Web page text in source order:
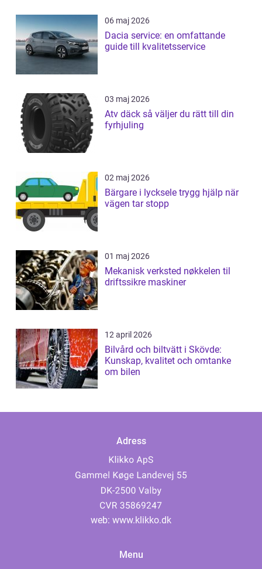
06 maj 2026
Dacia service: en omfattande
guide till kvalitetsservice
03 maj 2026
Atv däck så väljer du rätt till din
fyrhjuling
02 maj 2026
Bärgare i lycksele trygg hjälp när
vägen tar stopp
01 maj 2026
Mekanisk verksted nøkkelen til
driftssikre maskiner
12 april 2026
Bilvård och biltvätt i Skövde:
Kunskap, kvalitet och omtanke
om bilen
Adress
web: www.klikko.dk
Menu